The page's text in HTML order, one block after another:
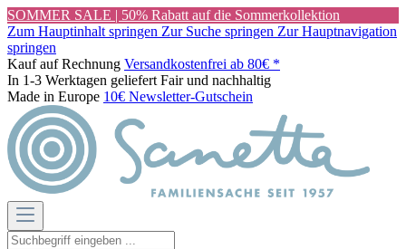
SOMMER SALE | 50% Rabatt auf die Sommerkollektion
Zum Hauptinhalt springen Zur Suche springen Zur Hauptnavigation
springen
Kauf auf Rechnung Versandkostenfrei ab 80€ *
In 1-3 Werktagen geliefert Fair und nachhaltig
Made in Europe 10€ Newsletter-Gutschein